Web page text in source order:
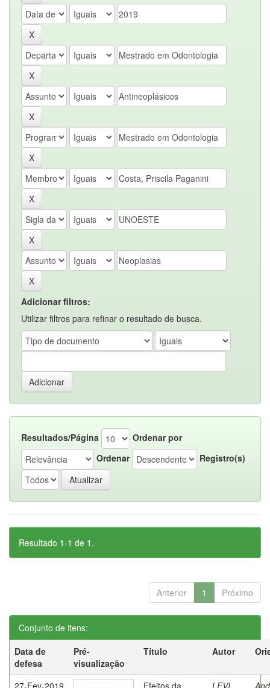
Adicionar filtros:
Utilizar filtros para refinar o resultado de busca.
Resultados/Página
Ordenar por
Ordenar
Registro(s)
Resultado 1-1 de 1.
Anterior 1 Próximo
Conjunto de itens:
Data de
defesa
Pré-
visualização
Título Autor
27-Fev-2019 Efeitos da LEVI,